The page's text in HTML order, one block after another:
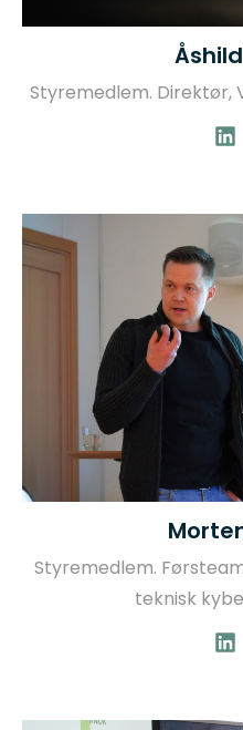
Styremedlem. Direktør,
Styremedlem.
teknisk